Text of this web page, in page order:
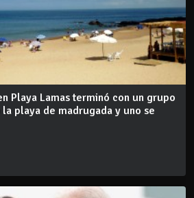
Playa Lamas terminó con un grupo
playa de madrugada y uno se